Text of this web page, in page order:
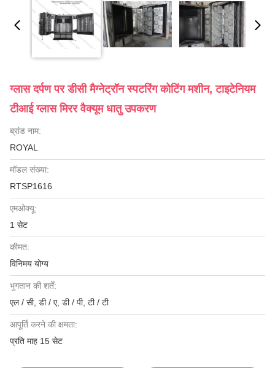
ग्लास दर्पण पर डीसी मैग्नेट्रॉन स्पटरिंग कोटिंग मशीन, टाइटेनियम
टीआई ग्लास मिरर वैक्यूम धातु उपकरण
ब्रांड नाम:
ROYAL
मॉडल संख्या:
RTSP1616
एमओक्यू:
1 सेट
कीमत:
विनिमय योग्य
भुगतान की शर्तें:
एल / सी, डी / ए, डी / पी, टी / टी
आपूर्ति करने की क्षमता:
प्रति माह 15 सेट